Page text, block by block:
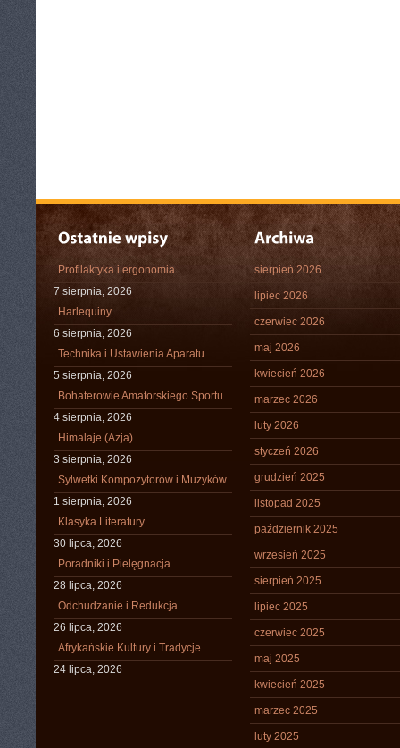
Profilaktyka i ergonomia
7 sierpnia, 2026
Harlequiny
6 sierpnia, 2026
Technika i Ustawienia Aparatu
5 sierpnia, 2026
Bohaterowie Amatorskiego Sportu
4 sierpnia, 2026
Himalaje (Azja)
3 sierpnia, 2026
Sylwetki Kompozytorów i Muzyków
1 sierpnia, 2026
Klasyka Literatury
30 lipca, 2026
Poradniki i Pielęgnacja
28 lipca, 2026
Odchudzanie i Redukcja
26 lipca, 2026
Afrykańskie Kultury i Tradycje
24 lipca, 2026
sierpień 2026
lipiec 2026
czerwiec 2026
maj 2026
kwiecień 2026
marzec 2026
luty 2026
styczeń 2026
grudzień 2025
listopad 2025
październik 2025
wrzesień 2025
sierpień 2025
lipiec 2025
czerwiec 2025
maj 2025
kwiecień 2025
marzec 2025
luty 2025